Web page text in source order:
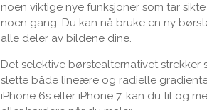
noen viktige nye funksjoner som tar
noen gang. Du kan nå bruke en ny
alle deler av bildene dine.
Det selektive børstealternativet
slette både lineære og radielle
iPhone 6s eller iPhone 7, kan du til og